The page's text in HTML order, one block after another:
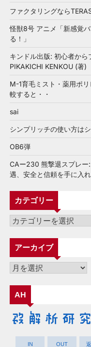
ファクタリングなら
怪獣8号 アニメ「新感覚
る！」
キンドル出版: 初心者か
PIKAKICHI KENKOU (著)
M-1育毛ミスト・薬用ポ
較すると・・
sai
シンプリッチの使い方は
OB6弾
CAー230 熊撃退スプレ
遇、安全と信頼を手に入れ
カテゴリー
カ
ゴ
リ
ー
アーカイブ
ア
カ
イ
ブ
AH